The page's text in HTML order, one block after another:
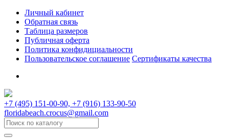
Личный кабинет
Обратная связь
Таблица размеров
Публичная оферта
Политика конфидициальности
Пользовательское соглашение Сертификаты качества
+7 (495) 151-00-90, +7 (916) 133-90-50
floridabeach.crocus@gmail.com